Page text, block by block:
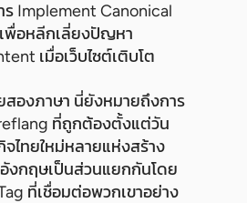
ร Implement Canonical
พื่อหลีกเลี่ยงปัญหา
เมื่อเว็บไซต์เติบโต
สองภาษา นี่ยังหมายถึงการ
ที่ถูกต้องตั้งแต่วัน
จไทยใหม่หลายแห่งสร้าง
อังกฤษเป็นส่วนแยกกันโดย
ที่เชื่อมต่อพวกเขาอย่าง